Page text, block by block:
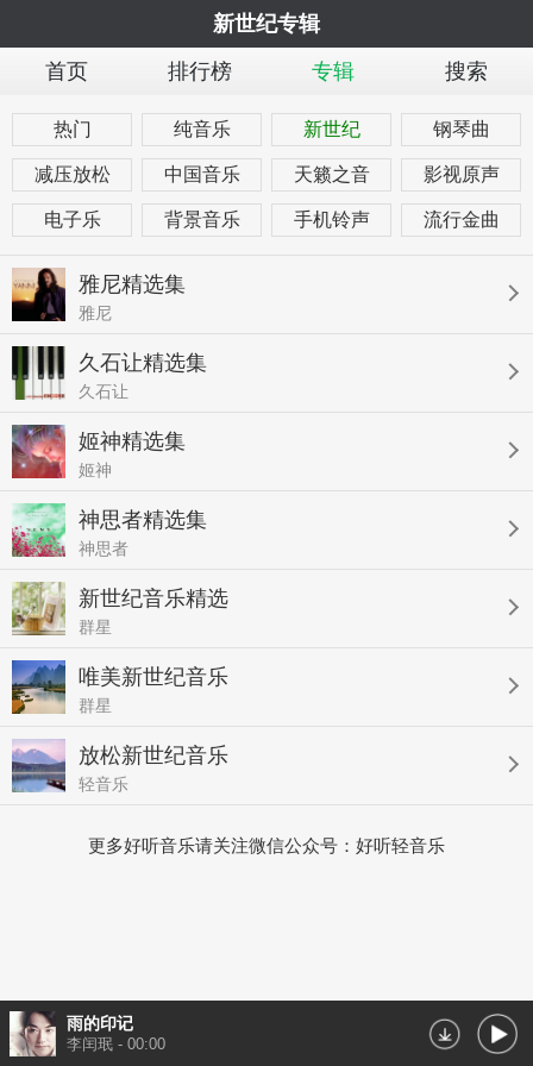
新世纪专辑
首页
排行榜 专辑 搜索
热门 纯音乐 新世纪 钢琴曲
减压放松 中国音乐 天籁之音 影视原声
电子乐 背景音乐 手机铃声 流行金曲
雅尼精选集
雅尼
久石让精选集
久石让
姬神精选集
姬神
神思者精选集
神思者
新世纪音乐精选
群星
唯美新世纪音乐
群星
放松新世纪音乐
轻音乐
更多好听音乐请关注微信公众号：好听轻音乐
雨的印记
李闰珉 - 00:00